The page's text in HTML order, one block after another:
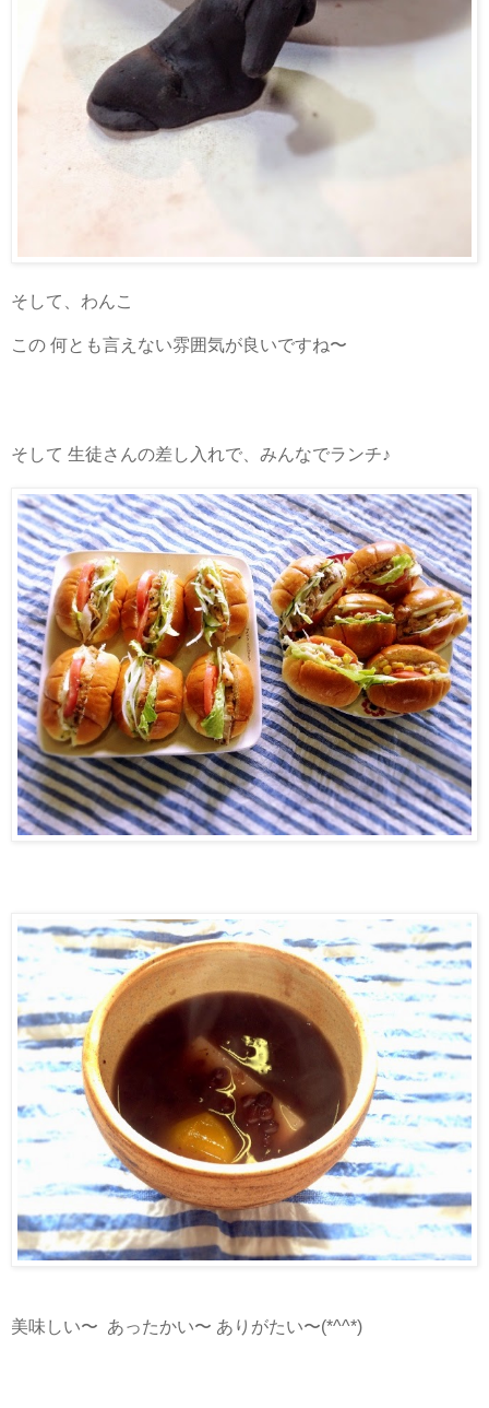
そして、わんこ
この 何とも言えない雰囲気が良いですね〜
そして 生徒さんの差し入れで、みんなでランチ♪
美味しい〜 あったかい〜 ありがたい〜(*^^*)